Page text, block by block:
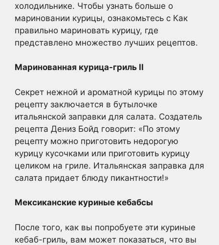
холодильнике. Чтобы узнать больше о
мариновании курицы, ознакомьтесь с Как
правильно мариновать курицу, где
представлено множество лучших рецептов.
Маринованная курица-гриль II
Секрет нежной и ароматной курицы по этому
рецепту заключается в бутылочке
итальянской заправки для салата. Создатель
рецепта Дениз Бойд говорит: «По этому
рецепту можно приготовить недорогую
курицу кусочками или приготовить курицу
целиком на гриле. Итальянская заправка для
салата придает блюду пикантности!»
Мексиканские куриные кебабсы
После того, как вы попробуете эти куриные
кебаб-гриль, вам может показаться, что вы